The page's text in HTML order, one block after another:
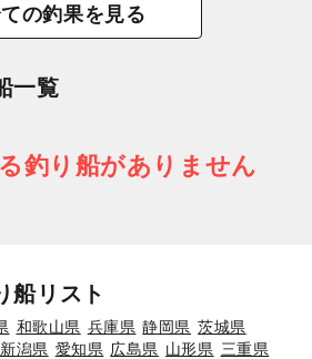
の釣果を見る
一覧
釣り船がありません
船リスト
和歌山県 兵庫県 静岡県 茨城県
新潟県 愛知県 広島県 山形県 三重県